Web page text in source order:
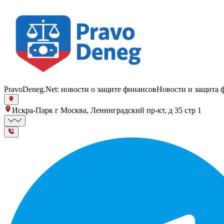
PravoDeneg.Net: новости о защите финансовНовости и защита
Искра-Парк г Москва, Ленинградский пр-кт, д 35 стр 1